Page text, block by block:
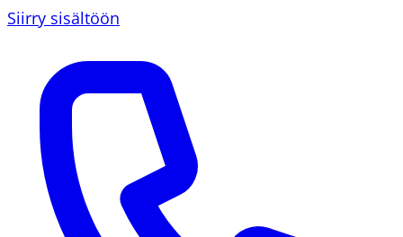
Siirry sisältöön